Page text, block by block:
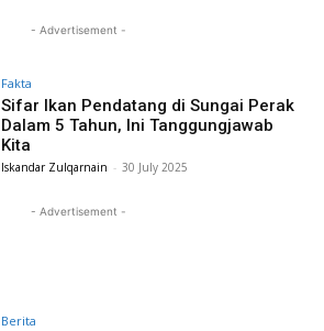
- Advertisement -
Fakta
Sifar Ikan Pendatang di Sungai Perak
Dalam 5 Tahun, Ini Tanggungjawab
Kita
Iskandar Zulqarnain - 30 July 2025
- Advertisement -
Berita